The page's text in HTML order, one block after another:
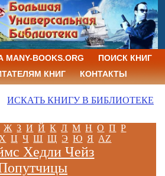
BOOKS.ORG
ПОИСК КНИГ
КНИГ
КОНТАКТЫ
ИСКАТЬ КНИГУ В БИБЛИОТЕКЕ
Ж З И Й К Л М Н О П Р
Х Ц Ч Ш Щ Э Ю Я AZ
Хедли Чейз